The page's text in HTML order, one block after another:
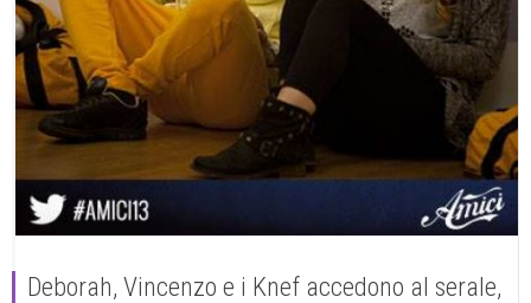
Deborah, Vincenzo e i Knef accedono al serale,